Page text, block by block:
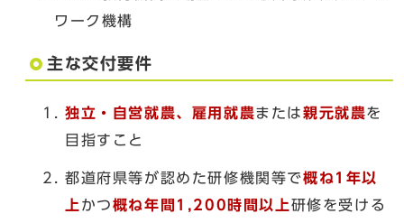
ワーク機構
主な交付要件
独立・自営就農、雇用就農または親元就農を
目指すこと
都道府県等が認めた研修機関等で概ね1年以
上 かつ概ね年間1,200時間以上研修を受ける